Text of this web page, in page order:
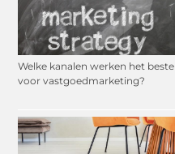
Welke kanalen werken het beste
voor vastgoedmarketing?